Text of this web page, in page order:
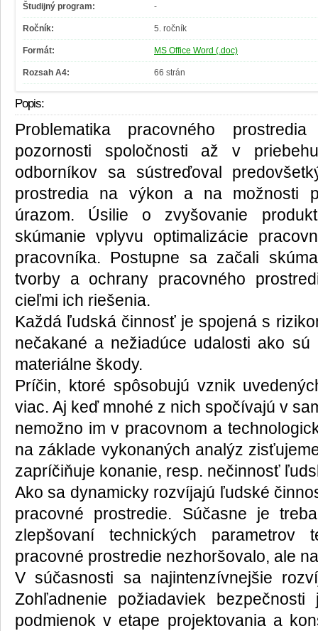
Študijný program: -
Ročník: 5. ročník
Formát: MS Office Word (.doc)
Rozsah A4: 66 strán
Popis:
Problematika pracovného
pozornosti spoločnosti až v
odborníkov sa sústreďoval
prostredia na výkon a na možnosti
úrazom. Úsilie o zvyšovanie
skúmanie vplyvu optimalizácie
pracovníka. Postupne sa začali
tvorby a ochrany pracovného
cieľmi ich riešenia.
Každá ľudská činnosť je spojená s
nečakané a nežiadúce udalosti ako sú
materiálne škody.
Príčin, ktoré spôsobujú vznik
viac. Aj keď mnohé z nich spočívajú v
nemožno im v pracovnom a
na základe vykonaných analýz
zapríčiňuje konanie, resp. nečinnosť
Ako sa dynamicky rozvíjajú ľudské
pracovné prostredie. Súčasne je
zlepšovaní technických parametrov
pracovné prostredie nezhoršovalo, ale
V súčasnosti sa najintenzívnejšie
Zohľadnenie požiadaviek
podmienok v etape projektovania a